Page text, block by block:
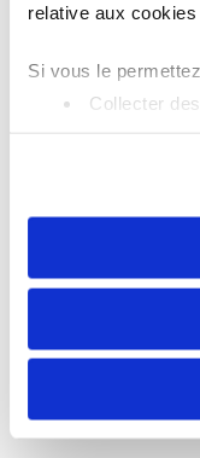
relative aux
Si vous le
Collecter
trafic. Nous